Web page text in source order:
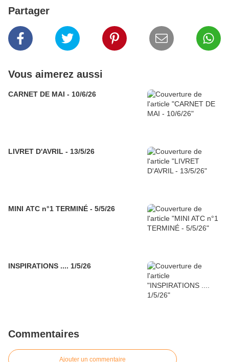
Partager
Vous aimerez aussi
CARNET DE MAI - 10/6/26
LIVRET D'AVRIL - 13/5/26
MINI ATC n°1 TERMINÉ - 5/5/26
INSPIRATIONS .... 1/5/26
Commentaires
Ajouter un commentaire